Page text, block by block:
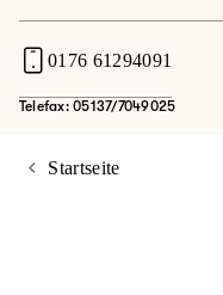
0176 61294091
Telefax: 05137/7049025
Startseite